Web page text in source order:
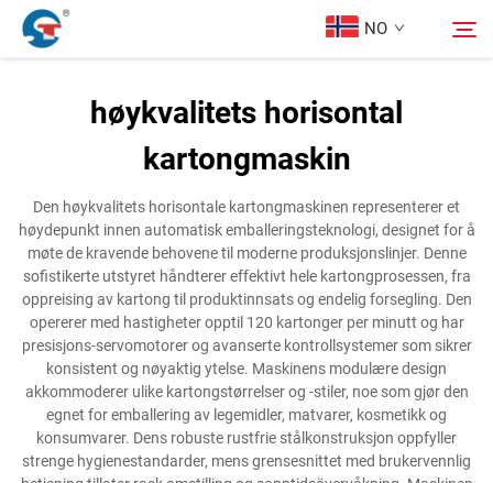
NO
Produkter
Design Case
Tjeneste
Nyheter
Kontakt Oss
høykvalitets horisontal
kartongmaskin
Den høykvalitets horisontale kartongmaskinen representerer et
høydepunkt innen automatisk emballeringsteknologi, designet for å
møte de kravende behovene til moderne produksjonslinjer. Denne
sofistikerte utstyret håndterer effektivt hele kartongprosessen, fra
oppreising av kartong til produktinnsats og endelig forsegling. Den
opererer med hastigheter opptil 120 kartonger per minutt og har
presisjons-servomotorer og avanserte kontrollsystemer som sikrer
konsistent og nøyaktig ytelse. Maskinens modulære design
akkommoderer ulike kartongstørrelser og -stiler, noe som gjør den
egnet for emballering av legemidler, matvarer, kosmetikk og
konsumvarer. Dens robuste rustfrie stålkonstruksjon oppfyller
strenge hygienestandarder, mens grensesnittet med brukervennlig